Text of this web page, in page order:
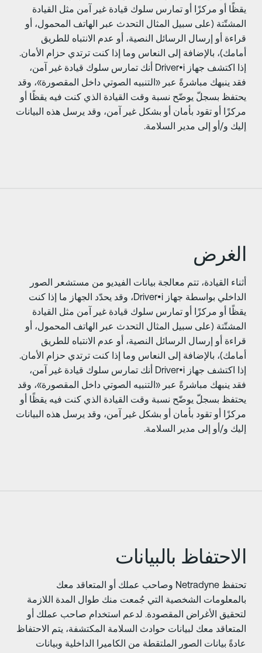
أو مركزًا أو تمارس سلوك قيادة غير آمن مثل القيادة
(على سبيل المثال التحدث عبر الهاتف المحمول، أو
أو إرسال الرسائل النصية، أو عدم الانتباه للطريق
بالإضافة إلى النعاس وما إذا كنت ترتدي حزام الأمان.
إذا اكتشف جهاز Driver•i أنك تمارس سلوك قيادة غير آمن،
ينبهك مباشرةً عبر «التنبيه الصوتي داخل المقصورة»، وقد
بسجلّ يوضّح نسبة وقت القيادة الذي كنت فيه يقظًا أو
أو تقود بأمان أو بشكل غير آمن، وقد يرسل هذه البيانات
و/أو إلى مدير السلامة.
القيادة، تتم معالجة بيانات الفيديو من مستشعر الصور
الداخلي بواسطة جهاز Driver•i، وقد يحدّد الجهاز ما إذا كنت
أو مركزًا أو تمارس سلوك قيادة غير آمن مثل القيادة
(على سبيل المثال التحدث عبر الهاتف المحمول، أو
أو إرسال الرسائل النصية، أو عدم الانتباه للطريق
بالإضافة إلى النعاس وما إذا كنت ترتدي حزام الأمان.
إذا اكتشف جهاز Driver•i أنك تمارس سلوك قيادة غير آمن،
ينبهك مباشرةً عبر «التنبيه الصوتي داخل المقصورة»، وقد
بسجلّ يوضّح نسبة وقت القيادة الذي كنت فيه يقظًا أو
أو تقود بأمان أو بشكل غير آمن، وقد يرسل هذه البيانات
و/أو إلى مدير السلامة.
بالبيانات
تحتفظ Netradyne وصاحب عملك أو المتعاقد معك
الشخصية التي جُمعت منك طوال المدة اللازمة
الأغراض المقصودة. لدعم استخدام صاحب عملك أو
معك لبيانات حوادث السلامة المكتشفة، يتم الاحتفاظ
بيانات الصور الملتقطة من الكاميرا الداخلية وبيانات